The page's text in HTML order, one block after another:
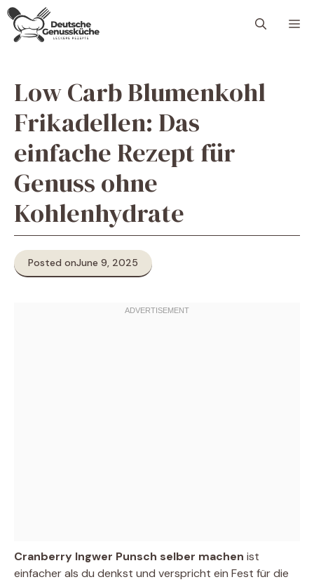
Skip
content
Low Carb Blumenkohl
Frikadellen: Das
einfache Rezept für
Genuss ohne
Kohlenhydrate
Posted onJune 9, 2025
Cranberry Ingwer Punsch selber machen ist
einfacher als du denkst und verspricht ein Fest für die